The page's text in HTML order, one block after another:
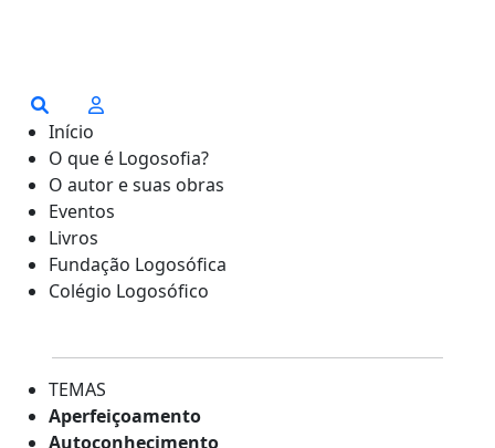
Início
O que é Logosofia?
O autor e suas obras
Eventos
Livros
Fundação Logosófica
Colégio Logosófico
TEMAS
Aperfeiçoamento
Autoconhecimento